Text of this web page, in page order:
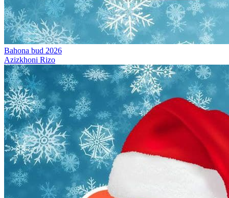
Bahona bud 2026
Azizkhoni Rizo